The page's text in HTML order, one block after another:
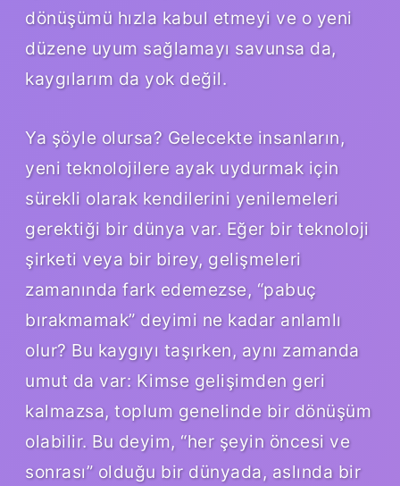
dönüşümü hızla kabul etmeyi ve o yeni
düzene uyum sağlamayı savunsa da,
kaygılarım da yok değil.
Ya şöyle olursa? Gelecekte insanların,
yeni teknolojilere ayak uydurmak için
sürekli olarak kendilerini yenilemeleri
gerektiği bir dünya var. Eğer bir teknoloji
şirketi veya bir birey, gelişmeleri
zamanında fark edemezse, “pabuç
bırakmamak” deyimi ne kadar anlamlı
olur? Bu kaygıyı taşırken, aynı zamanda
umut da var: Kimse gelişimden geri
kalmazsa, toplum genelinde bir dönüşüm
olabilir. Bu deyim, “her şeyin öncesi ve
sonrası” olduğu bir dünyada, aslında bir